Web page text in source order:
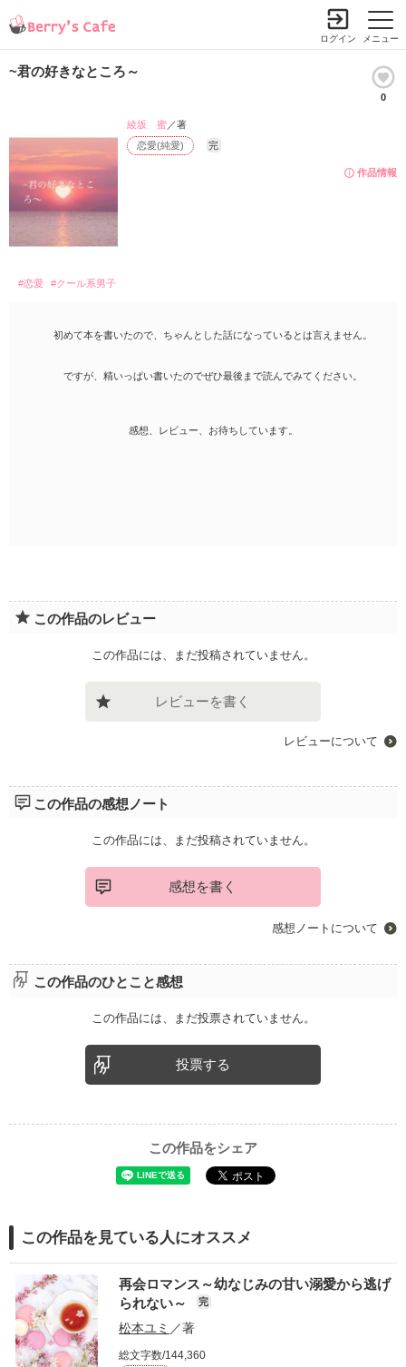
メニュー
ログイン
~君の好きなところ～
0
作品情報
恋愛(純愛) 完
綾坂 蜜／著
#恋愛 #クール系男子
初めて本を書いたので、ちゃんとした話になっているとは言えません。
ですが、精いっぱい書いたのでぜひ最後まで読んでみてください。
感想、レビュー、お待ちしています。
この作品のレビュー
この作品には、まだ投稿されていません。
レビューを書く
レビューについて
この作品の感想ノート
この作品には、まだ投稿されていません。
感想を書く
感想ノートについて
この作品のひとこと感想
この作品には、まだ投票されていません。
投票する
この作品をシェア
この作品を見ている人にオススメ
再会ロマンス～幼なじみの甘い溺愛から逃げ
られない～
完
松本ユミ ／著
総文字数/144,360